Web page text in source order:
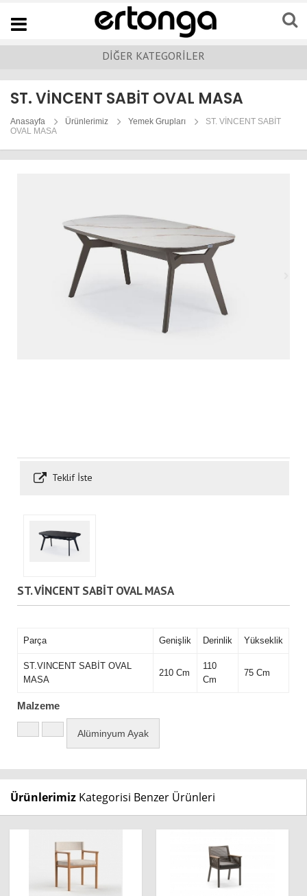
Navigation
DİĞER KATEGORİLER
ST. VİNCENT SABİT OVAL MASA
Anasayfa Ürünlerimiz Yemek Grupları
ST. VİNCENT SABİT
OVAL MASA
Teklif İste
ST. VİNCENT SABİT OVAL MASA
Parça Genişlik Derinlik Yükseklik
ST.VINCENT SABİT OVAL
MASA
210 Cm
110
Cm
75 Cm
Malzeme
Alüminyum Ayak
Ürünlerimiz Kategorisi Benzer Ürünleri